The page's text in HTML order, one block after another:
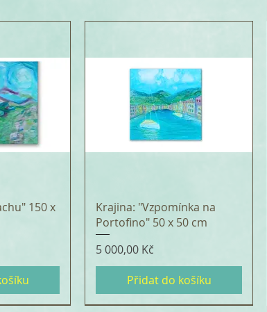
150 x
Krajina: "Vzpomínka na
Portofino" 50 x 50 cm
Cena
5 000,00 Kč
Přidat do košíku